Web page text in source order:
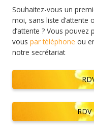
Souhaitez-vous un
moi, sans liste d’attente
d’attente ? Vous pouvez
vous par téléphone ou
notre secrétariat
RDV